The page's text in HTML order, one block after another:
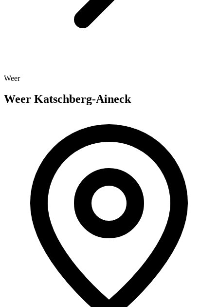
Weer
Weer Katschberg-Aineck